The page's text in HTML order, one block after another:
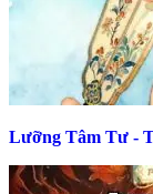
Lưỡng Tâm Tư -